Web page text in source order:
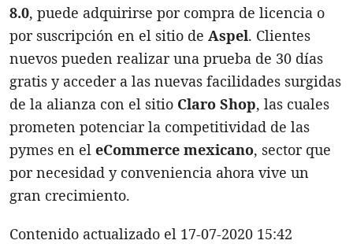
8.0, puede adquirirse por compra de licencia o
por suscripción en el sitio de Aspel. Clientes
nuevos pueden realizar una prueba de 30 días
gratis y acceder a las nuevas facilidades surgidas
de la alianza con el sitio Claro Shop, las cuales
prometen potenciar la competitividad de las
pymes en el eCommerce mexicano, sector que
por necesidad y conveniencia ahora vive un
gran crecimiento.
Contenido actualizado el 17-07-2020 15:42